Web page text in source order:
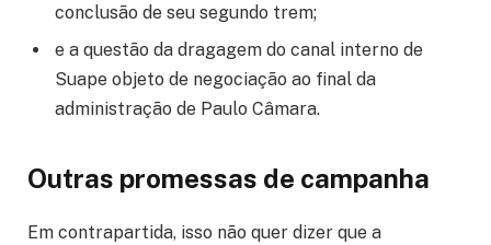
conclusão de seu segundo trem;
e a questão da dragagem do canal interno de
Suape objeto de negociação ao final da
administração de Paulo Câmara.
Outras promessas de campanha
Em contrapartida, isso não quer dizer que a